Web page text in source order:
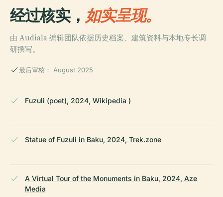
经过核实， 如实呈现。
由 Audiala 编辑团队依据历史档案、建筑资料与本地专长调
研撰写。
最后审核： August 2025
Fuzuli (poet), 2024, Wikipedia )
Statue of Fuzuli in Baku, 2024, Trek.zone
A Virtual Tour of the Monuments in Baku, 2024, Aze
Media